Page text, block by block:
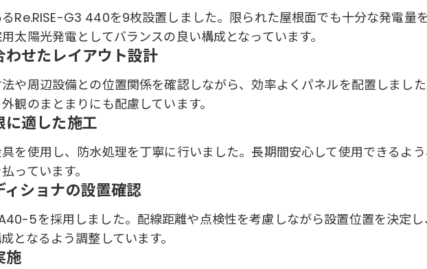
Re.RISE-G3 440を9枚設置しました。限られた屋根面でも十分な発電量
太陽光発電としてバランスの良い構成となっています。
わせたレイアウト設計
や周辺設備との位置関係を確認しながら、効率よくパネルを配置しまし
観のまとまりにも配慮しています。
に適した施工
を使用し、防水処理を丁寧に行いました。長期間安心して使用できるよ
っています。
ショナの設置確認
5を採用しました。配線距離や点検性を考慮しながら設置位置を決定し
となるよう調整しています。
施